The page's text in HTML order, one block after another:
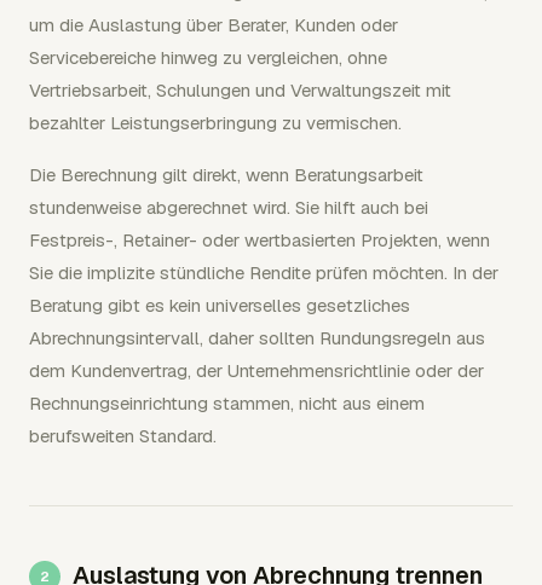
um die Auslastung über Berater, Kunden oder
Servicebereiche hinweg zu vergleichen, ohne
Vertriebsarbeit, Schulungen und Verwaltungszeit mit
bezahlter Leistungserbringung zu vermischen.
Die Berechnung gilt direkt, wenn Beratungsarbeit
stundenweise abgerechnet wird. Sie hilft auch bei
Festpreis-, Retainer- oder wertbasierten Projekten, wenn
Sie die implizite stündliche Rendite prüfen möchten. In der
Beratung gibt es kein universelles gesetzliches
Abrechnungsintervall, daher sollten Rundungsregeln aus
dem Kundenvertrag, der Unternehmensrichtlinie oder der
Rechnungseinrichtung stammen, nicht aus einem
berufsweiten Standard.
Auslastung von Abrechnung trennen